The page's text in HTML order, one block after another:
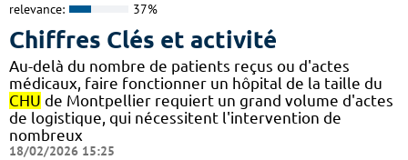
relevance: 37%
Chiffres Clés et activité
Au-delà du nombre de patients reçus ou d'actes
médicaux, faire fonctionner un hôpital de la taille du
CHU de Montpellier requiert un grand volume d'actes
de logistique, qui nécessitent l'intervention de
nombreux
18/02/2026 15:25